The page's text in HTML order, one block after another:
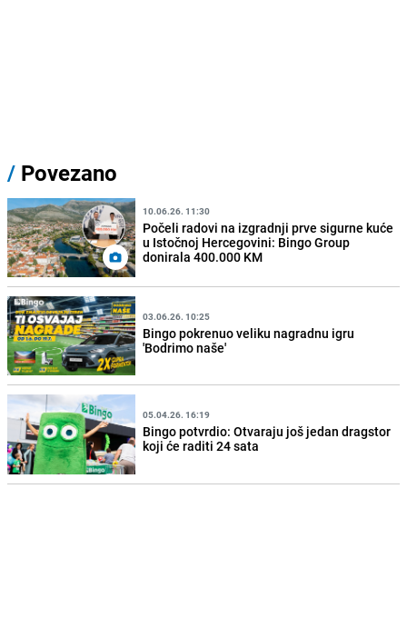
/ Povezano
10.06.26. 11:30
Počeli radovi na izgradnji prve sigurne kuće
u Istočnoj Hercegovini: Bingo Group
donirala 400.000 KM
03.06.26. 10:25
Bingo pokrenuo veliku nagradnu igru
'Bodrimo naše'
05.04.26. 16:19
Bingo potvrdio: Otvaraju još jedan dragstor
koji će raditi 24 sata